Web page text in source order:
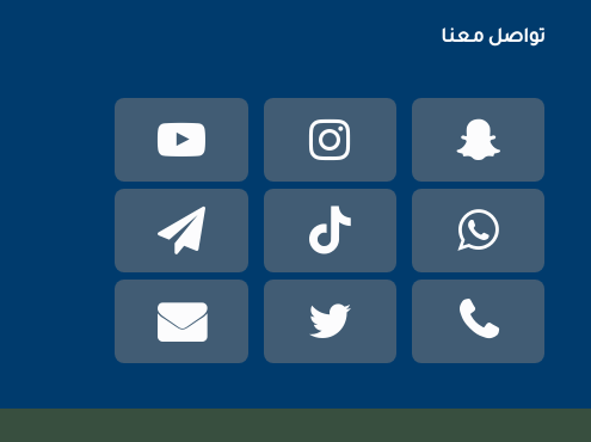
تواصل معنا
يوتيوبانستقرام سناب
تشات
تيلقرام TikTok واتساب
mail
عربي
phone